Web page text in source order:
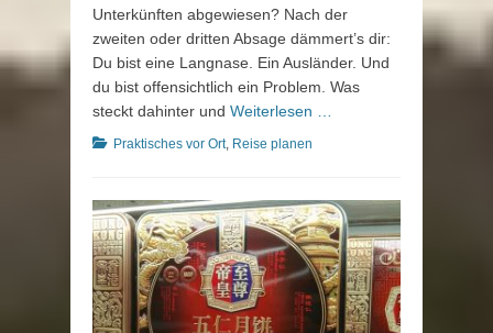
Unterkünften abgewiesen? Nach der
zweiten oder dritten Absage dämmert’s dir:
Du bist eine Langnase. Ein Ausländer. Und
du bist offensichtlich ein Problem. Was
steckt dahinter und Weiterlesen …
Kategorien
Praktisches vor Ort, Reise planen